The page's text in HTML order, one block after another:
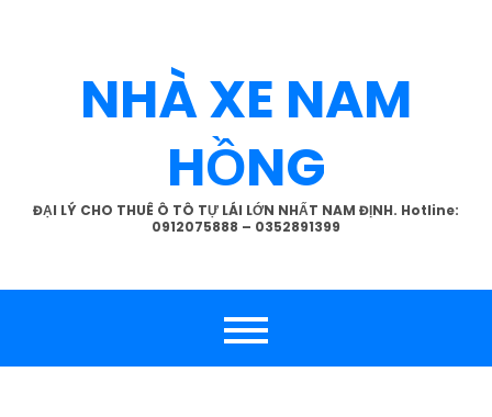
NHÀ XE NAM
HỒNG
ĐẠI LÝ CHO THUÊ Ô TÔ TỰ LÁI LỚN NHẤT NAM ĐỊNH. Hotline:
0912075888 – 0352891399